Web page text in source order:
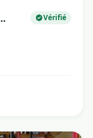
Vérifié